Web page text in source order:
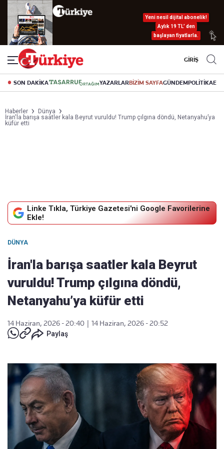
Yeni nesil dijital abonelik!
Aylık 19 TL’ den
başlayan fiyatlarla.
GİRİŞ
SON DAKİKA YAZARLARBİZİM SAYFAGÜNDEMPOLİTİKA
Haberler
Dünya
İran'la barışa saatler kala Beyrut vuruldu! Trump çılgına döndü, Netanyahu’ya
küfür etti
Linke Tıkla, Türkiye Gazetesi'ni Google Favorilerine
Ekle!
DÜNYA
İran'la barışa saatler kala Beyrut
vuruldu! Trump çılgına döndü,
Netanyahu’ya küfür etti
14 Haziran, 2026 - 20:40
14 Haziran, 2026 - 20:52
Paylaş